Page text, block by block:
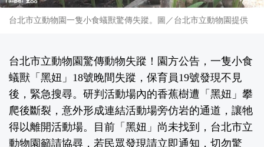
台北市立動物園一隻小食蟻獸驚傳失蹤。圖／台北市立動物園提供
台北市立動物園驚傳動物失蹤！園方公告，一隻小食
蟻獸「黑妞」18號晚間失蹤，保育員19號發現不見
後，緊急搜尋。研判活動場內的香蕉樹遭「黑妞」攀
爬後斷裂，意外形成連結活動場旁仿岩的通道，讓牠
得以離開活動場。目前「黑妞」尚未找到，台北市立
動物園籲請協尋，若民眾發現請立即通知，切勿驚